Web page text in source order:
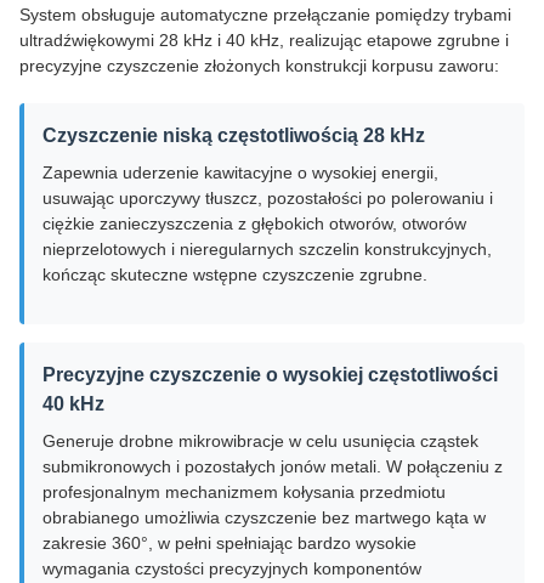
System obsługuje automatyczne przełączanie pomiędzy trybami
ultradźwiękowymi 28 kHz i 40 kHz, realizując etapowe zgrubne i
precyzyjne czyszczenie złożonych konstrukcji korpusu zaworu:
Czyszczenie niską częstotliwością 28 kHz
Zapewnia uderzenie kawitacyjne o wysokiej energii,
usuwając uporczywy tłuszcz, pozostałości po polerowaniu i
ciężkie zanieczyszczenia z głębokich otworów, otworów
nieprzelotowych i nieregularnych szczelin konstrukcyjnych,
kończąc skuteczne wstępne czyszczenie zgrubne.
Precyzyjne czyszczenie o wysokiej częstotliwości
40 kHz
Generuje drobne mikrowibracje w celu usunięcia cząstek
submikronowych i pozostałych jonów metali. W połączeniu z
profesjonalnym mechanizmem kołysania przedmiotu
obrabianego umożliwia czyszczenie bez martwego kąta w
zakresie 360°, w pełni spełniając bardzo wysokie
wymagania czystości precyzyjnych komponentów